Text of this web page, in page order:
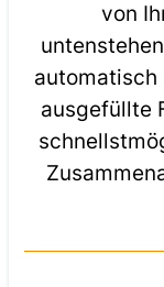
von
automatisch
ausgefüllte